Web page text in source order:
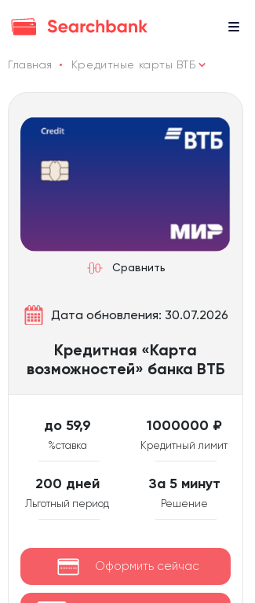
Главная Кредитные карты ВТБ
Сравнить
Дата обновления: 30.07.2026
Кредитная «Карта
возможностей» банка ВТБ
до 59,9
%ставка
1000000 ₽
Кредитный лимит
200 дней
Льготный период
За 5 минут
Решение
Оформить сейчас